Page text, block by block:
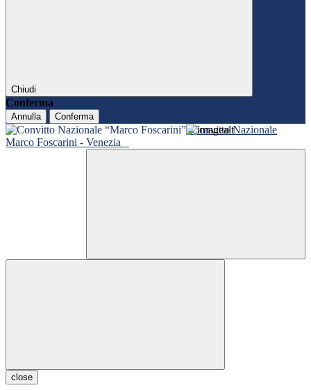
Chiudi
Conferma
Annulla Conferma
Convitto Nazionale
Marco Foscarini - Venezia
close